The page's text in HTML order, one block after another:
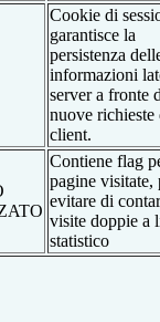
Cookie di
garantisce la
persistenza
informazioni
server a fronte
nuove richieste
client.
Contiene flag
pagine visitate,
evitare di
visite doppie a
statistico